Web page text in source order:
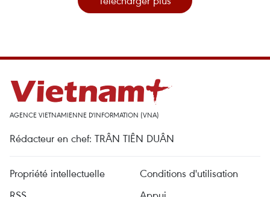
AGENCE VIETNAMIENNE D'INFORMATION (VNA)
Rédacteur en chef: TRÂN TIÊN DUÂN
Propriété intellectuelle
Conditions d'utilisation